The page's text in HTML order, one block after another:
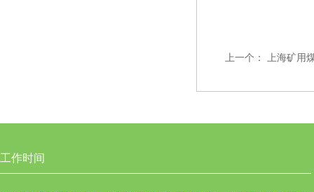
上一个： 上海矿用
工作时间